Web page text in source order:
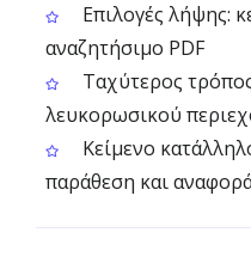
Επιλογές λήψης:
αναζητήσιμο PDF
Ταχύτερος
λευκορωσικού
Κείμενο
παράθεση και